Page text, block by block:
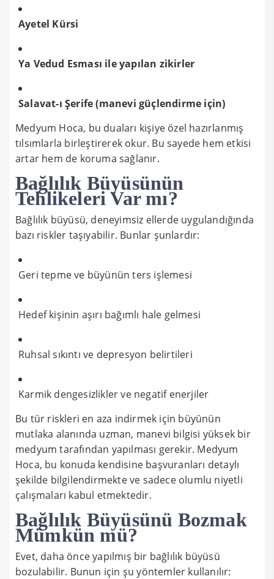
Ayetel Kürsi
Ya Vedud Esması ile yapılan zikirler
Salavat-ı Şerife (manevi güçlendirme için)
Medyum Hoca, bu duaları kişiye özel hazırlanmış
tılsımlarla birleştirerek okur. Bu sayede hem etkisi
artar hem de koruma sağlanır.
Bağlılık Büyüsünün
Tehlikeleri Var mı?
Bağlılık büyüsü, deneyimsiz ellerde uygulandığında
bazı riskler taşıyabilir. Bunlar şunlardır:
Geri tepme ve büyünün ters işlemesi
Hedef kişinin aşırı bağımlı hale gelmesi
Ruhsal sıkıntı ve depresyon belirtileri
Karmik dengesizlikler ve negatif enerjiler
Bu tür riskleri en aza indirmek için büyünün
mutlaka alanında uzman, manevi bilgisi yüksek bir
medyum tarafından yapılması gerekir. Medyum
Hoca, bu konuda kendisine başvuranları detaylı
şekilde bilgilendirmekte ve sadece olumlu niyetli
çalışmaları kabul etmektedir.
Bağlılık Büyüsünü Bozmak
Mümkün mü?
Evet, daha önce yapılmış bir bağlılık büyüsü
bozulabilir. Bunun için şu yöntemler kullanılır: